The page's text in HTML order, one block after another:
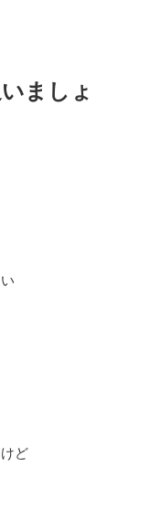
ましょ
ど